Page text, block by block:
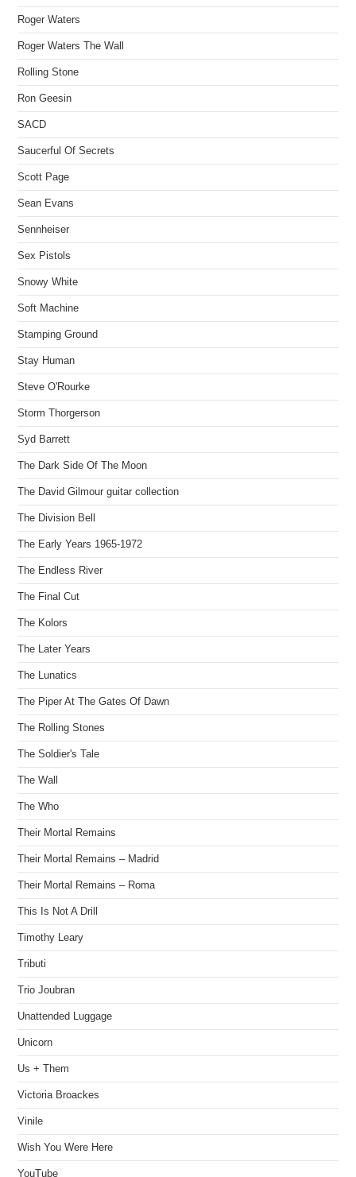
Roger Waters
Roger Waters The Wall
Rolling Stone
Ron Geesin
SACD
Saucerful Of Secrets
Scott Page
Sean Evans
Sennheiser
Sex Pistols
Snowy White
Soft Machine
Stamping Ground
Stay Human
Steve O'Rourke
Storm Thorgerson
Syd Barrett
The Dark Side Of The Moon
The David Gilmour guitar collection
The Division Bell
The Early Years 1965-1972
The Endless River
The Final Cut
The Kolors
The Later Years
The Lunatics
The Piper At The Gates Of Dawn
The Rolling Stones
The Soldier's Tale
The Wall
The Who
Their Mortal Remains
Their Mortal Remains – Madrid
Their Mortal Remains – Roma
This Is Not A Drill
Timothy Leary
Tributi
Trio Joubran
Unattended Luggage
Unicorn
Us + Them
Victoria Broackes
Vinile
Wish You Were Here
YouTube